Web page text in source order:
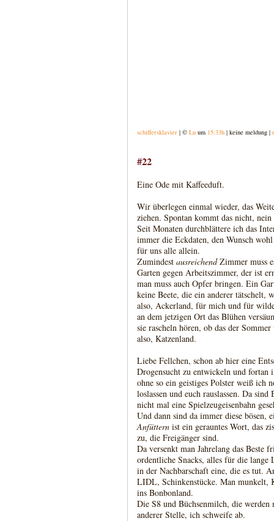
schiffersklavier | © Lu um 15:33h | keine meldung |
#22
Eine Ode mit Kaffeeduft.
Wir überlegen einmal wieder, das
ziehen. Spontan kommt das nicht,
Seit Monaten durchblättere ich das
immer die Eckdaten, den Wunsch
für uns alle allein.
Zumindest ausreichendZimmer muss
Garten gegen Arbeitszimmer, der ist
man muss auch Opfer bringen. Ein
keine Beete, die ein anderer
also, Ackerland, für mich und für
an dem jetzigen Ort das Blühen
sie rascheln hören, ob das der
also, Katzenland.
Liebe Fellchen, schon ab hier eine
Drogensucht zu entwickeln und fortan
ohne so ein geistiges Polster weiß ich
loslassen und euch rauslassen. Da
nicht mal eine Spielzeugeisenbahn
Und dann sind da immer diese bösen,
Anfüttern ist ein gerauntes Wort, das
zu, die Freigänger sind.
Da versenkt man Jahrelang das
ordentliche Snacks, alles für die lange
in der Nachbarschaft eine, die es tut.
LIDL, Schinkenstücke. Man munkelt,
ins Bonbonland.
Die S8 und Büchsenmilch, die werden
anderer Stelle, ich schweife ab.